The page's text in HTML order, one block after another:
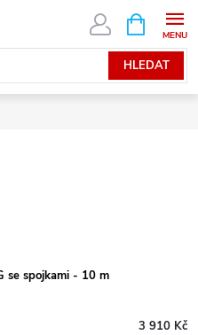
HLEDAT
NÁKUPNÍ
KOŠÍK
se spojkami - 10 m
3 910 Kč